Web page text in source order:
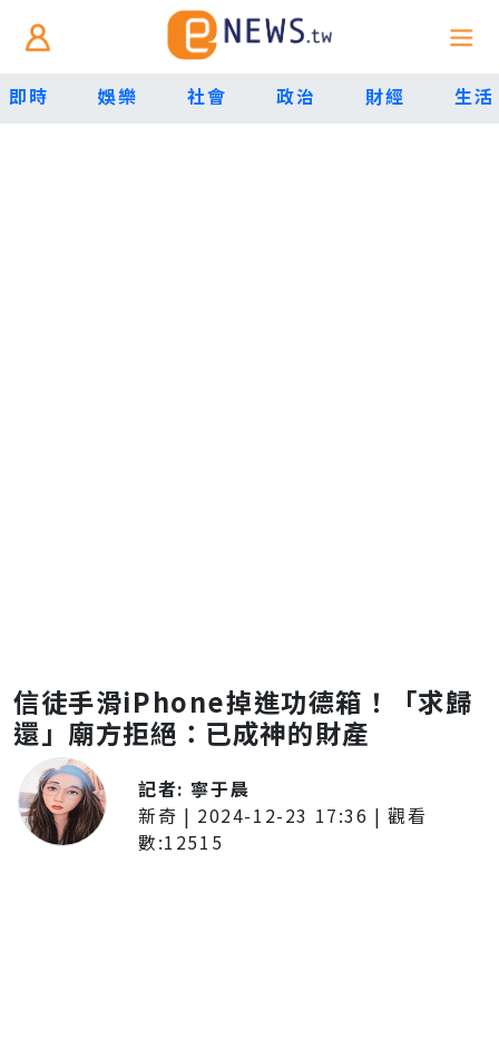
即時 娛樂 社會 政治 財經 生活
信徒手滑iPhone掉進功德箱！「求歸
還」廟方拒絕：已成神的財產
記者: 寧于晨
新奇 | 2024-12-23 17:36 | 觀看
數:12515